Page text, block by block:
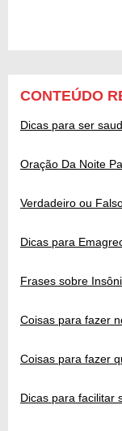
CONTEÚDO
Dicas para ser
Oração Da Noite
Verdadeiro ou
Dicas para
Frases sobre
Coisas para fazer
Coisas para fazer
Dicas para facilitar